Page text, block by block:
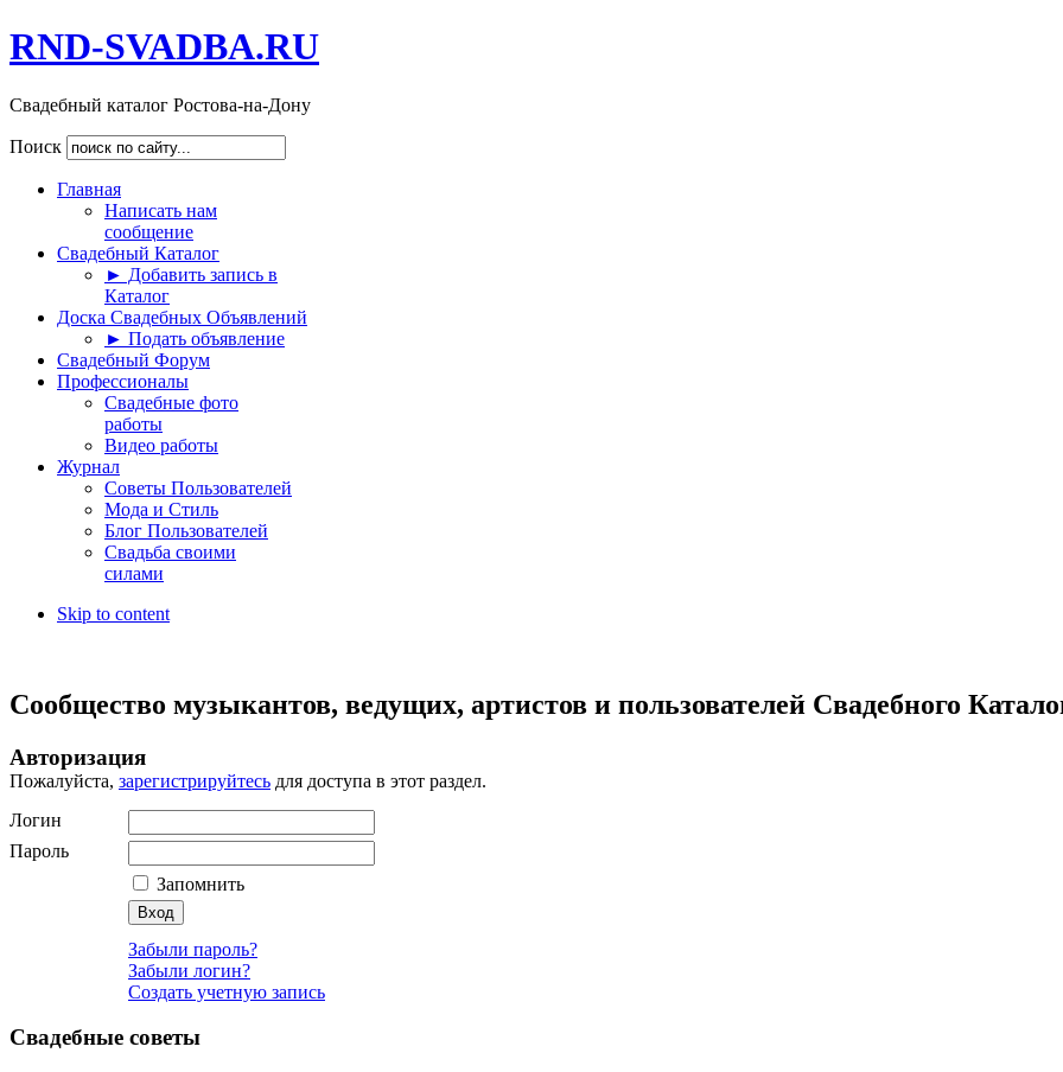
RND-SVADBA.RU
Свадебный каталог Ростова-на-Дону
Поиск
Главная
Написать нам
сообщение
Свадебный Каталог
► Добавить запись в
Каталог
Доска Свадебных Объявлений
► Подать объявление
Свадебный Форум
Профессионалы
Свадебные фото
работы
Видео работы
Журнал
Советы Пользователей
Мода и Стиль
Блог Пользователей
Свадьба своими
силами
Skip to content
Сообщество музыкантов, ведущих, артистов и пользователей Свадебного
Авторизация
Пожалуйста, зарегистрируйтесь для доступа в этот раздел.
Логин
Пароль
Запомнить
Забыли пароль?
Забыли логин?
Создать учетную запись
Свадебные советы